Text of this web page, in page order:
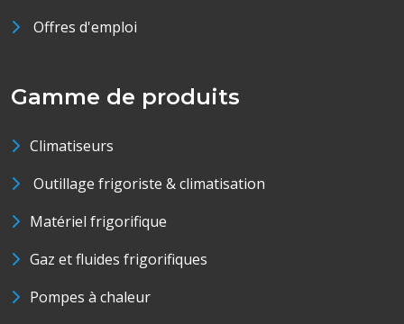
Offres d'emploi
Gamme de produits
Climatiseurs
Outillage frigoriste & climatisation
Matériel frigorifique
Gaz et fluides frigorifiques
Pompes à chaleur